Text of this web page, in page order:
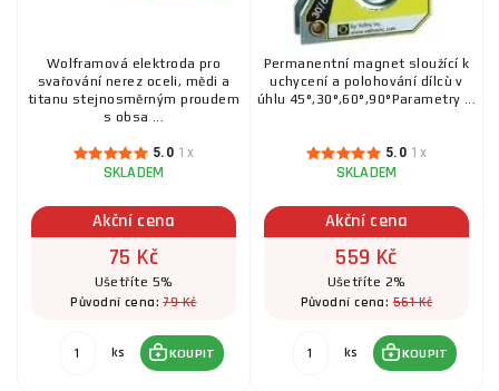
Wolframová elektroda pro
svařování nerez oceli, mědi a
titanu stejnosměrným proudem
s obsa ...
5.0 1x
SKLADEM
Akční cena
75 Kč
Ušetříte 5%
Původní cena:79 Kč
ks KOUPIT
Permanentní magnet sloužící k
uchycení a polohování dílcù v
úhlu 45°,30°,60°,90°Parametry ...
5.0 1x
SKLADEM
Akční cena
559 Kč
Ušetříte 2%
Původní cena:561 Kč
ks KOUPIT